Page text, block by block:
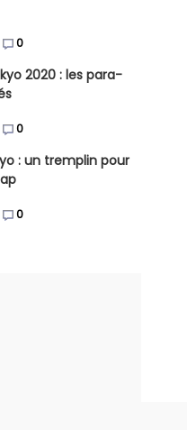
0
2020 : les para-
0
: un tremplin pour
0